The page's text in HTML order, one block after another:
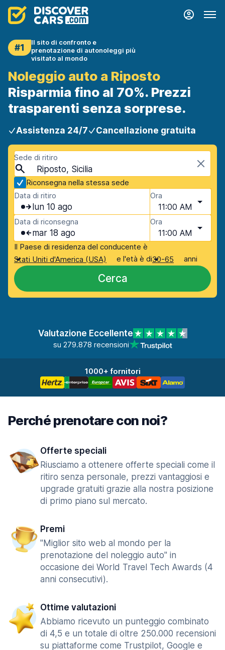
#1
Il sito di confronto e
prenotazione di autonoleggi più
visitato al mondo
Noleggio auto a Riposto
Risparmia fino al 70%. Prezzi
trasparenti senza sorprese.
Assistenza 24/7 Cancellazione gratuita
Sede di ritiro
Riposto, Sicilia
Riconsegna nella stessa sede
Data di ritiro
lun 10 ago
Ora
11:00 AM
Data di riconsegna
mar 18 ago
Ora
11:00 AM
Il Paese di residenza del conducente è
Stati Uniti d'America (USA)
e l'età è di30-65 anni
Cerca
Valutazione Eccellente
su 279.878 recensioni
1000+ fornitori
Perché prenotare con noi?
Offerte speciali
Riusciamo a ottenere offerte speciali come il
ritiro senza personale, prezzi vantaggiosi e
upgrade gratuiti grazie alla nostra posizione
di primo piano sul mercato.
Premi
"Miglior sito web al mondo per la
prenotazione del noleggio auto" in
occasione dei World Travel Tech Awards (4
anni consecutivi).
Ottime valutazioni
Abbiamo ricevuto un punteggio combinato
di 4,5 e un totale di oltre 250.000 recensioni
su piattaforme come Trustpilot, Google e